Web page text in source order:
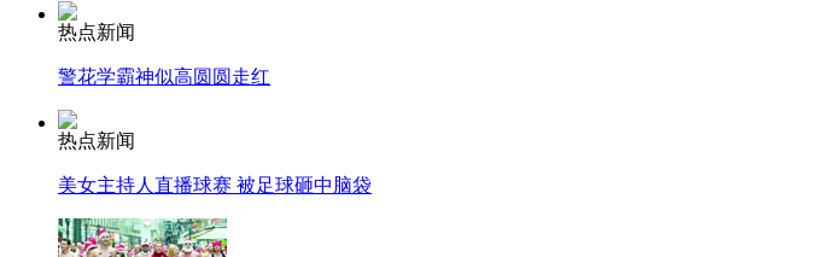
纽约上演“枕头大战”
热点新闻
警花学霸神似高圆圆走红
热点新闻
美女主持人直播球赛 被足球砸中脑袋